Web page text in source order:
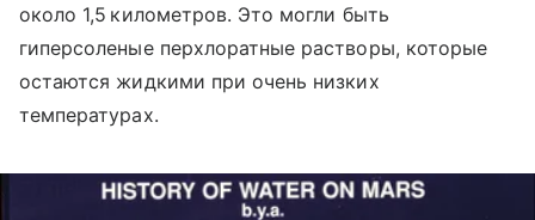
около 1,5 километров. Это могли быть
гиперсоленые перхлоратные растворы, которые
остаются жидкими при очень низких
температурах.